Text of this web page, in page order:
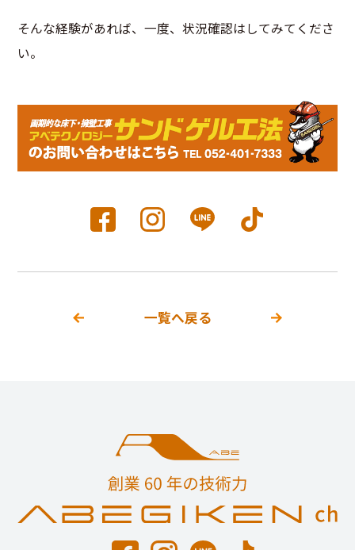
そんな経験があれば、一度、状況確認はしてみてくださ
い。
一覧へ戻る